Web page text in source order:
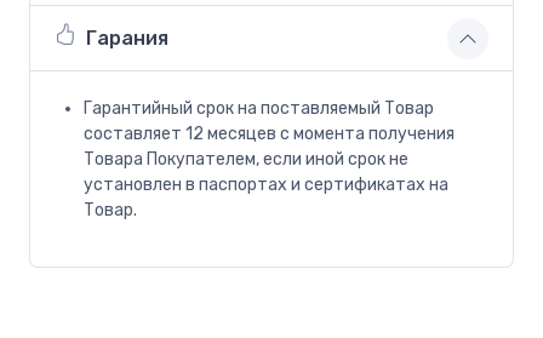
Гарания
Гарантийный срок на поставляемый Товар
составляет 12 месяцев с момента получения
Товара Покупателем, если иной срок не
установлен в паспортах и сертификатах на
Товар.